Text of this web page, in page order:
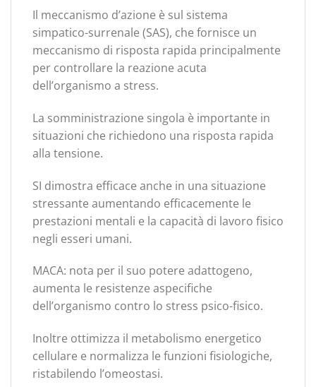
Il meccanismo d’azione è sul sistema
simpatico-surrenale (SAS), che fornisce un
meccanismo di risposta rapida principalmente
per controllare la reazione acuta
dell’organismo a stress.
La somministrazione singola è importante in
situazioni che richiedono una risposta rapida
alla tensione.
SI dimostra efficace anche in una situazione
stressante aumentando efficacemente le
prestazioni mentali e la capacità di lavoro fisico
negli esseri umani.
MACA: nota per il suo potere adattogeno,
aumenta le resistenze aspecifiche
dell’organismo contro lo stress psico-fisico.
Inoltre ottimizza il metabolismo energetico
cellulare e normalizza le funzioni fisiologiche,
ristabilendo l’omeostasi.